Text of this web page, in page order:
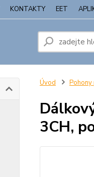
KONTAKTY EET
Úvod Pohony
3CH,